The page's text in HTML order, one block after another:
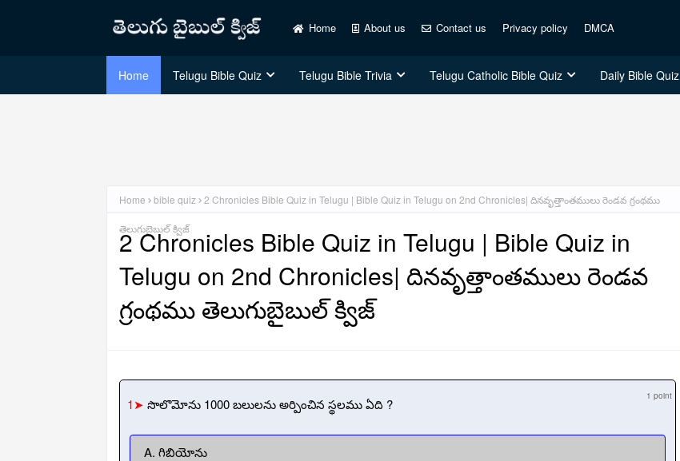
Home About us Contact us Privacy policy DMCA
Home Telugu Bible Quiz Telugu Bible Trivia Telugu Catholic Bible Quiz Daily Bible Quiz
Home bible quiz 2 Chronicles Bible Quiz in Telugu | Bible Quiz in Telugu on 2nd Chronicles| దినవృత్తాంతములు రెండవ గ్రంథము
తెలుగుబైబుల్ క్విజ్
2 Chronicles Bible Quiz in Telugu | Bible Quiz in
Telugu on 2nd Chronicles| దినవృత్తాంతములు రెండవ
గ్రంథము తెలుగుబైబుల్ క్విజ్
1➤ సొలొమోను 1000 బలులను అర్పించిన స్థలము ఏది ? 1 point
A. గిబియోను